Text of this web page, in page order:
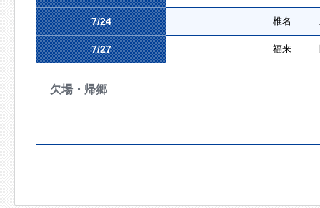
7/24 椎名
7/27 福来
欠場・帰郷